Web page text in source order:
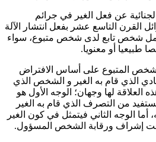
عن فعل الغير في جرائم
القرن التاسع عشر بفعل انتشار الآلة
شخص تابع لدى شخص متبوع، سواء
طبيعيا أو معنويا.
المتبوع على أساس الافتراض
الذي قام به الغير و الشخص الذي
العلاقة لها وجهان؛ الوجه الأول هو
من التصرف الذي قام به الغير
الوجه الثاني فيتمثل في كون الغير
إشراف ورقابة الشخص المسؤول.